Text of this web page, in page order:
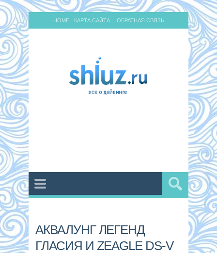
HOME КАРТА САЙТА ОБРАТНАЯ СВЯЗЬ
АКВАЛУНГ ЛЕГЕНД
ГЛАСИЯ И ZEAGLE DS-V